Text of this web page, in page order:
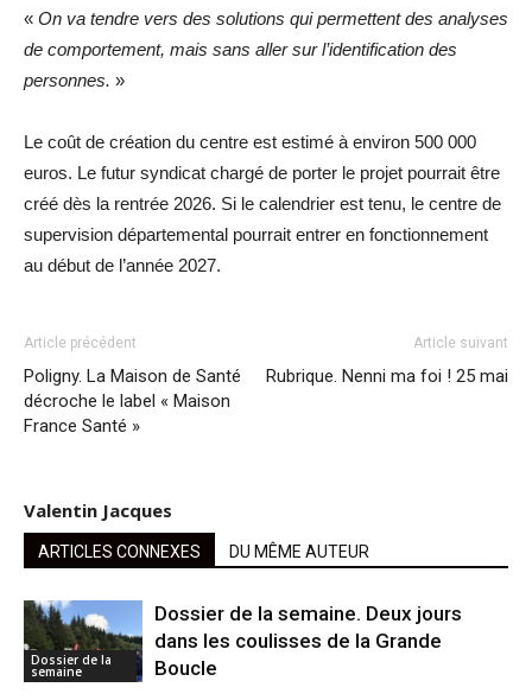
« On va tendre vers des solutions qui permettent des analyses
de comportement, mais sans aller sur l’identification des
personnes. »
Le coût de création du centre est estimé à environ 500 000
euros. Le futur syndicat chargé de porter le projet pourrait être
créé dès la rentrée 2026. Si le calendrier est tenu, le centre de
supervision départemental pourrait entrer en fonctionnement
au début de l’année 2027.
Article précédent
Poligny. La Maison de Santé
décroche le label « Maison
France Santé »
Article suivant
Rubrique. Nenni ma foi ! 25 mai
Valentin Jacques
ARTICLES CONNEXES DU MÊME AUTEUR
Dossier de la
semaine
Dossier de la semaine. Deux jours
dans les coulisses de la Grande
Boucle